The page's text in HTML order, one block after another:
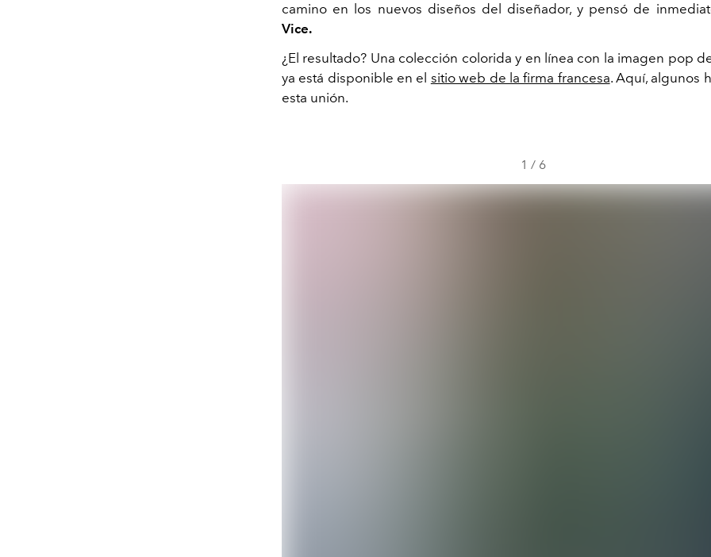
camino en los nuevos diseños del diseñador, y pensó de
Vice.
¿El resultado? Una colección colorida y en línea con la imagen pop
ya está disponible en el sitio web de la firma francesa. Aquí, algunos
esta unión.
1 / 6